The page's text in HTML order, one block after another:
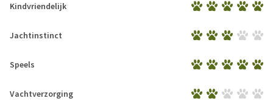
Kindvriendelijk
Jachtinstinct
Speels
Vachtverzorging